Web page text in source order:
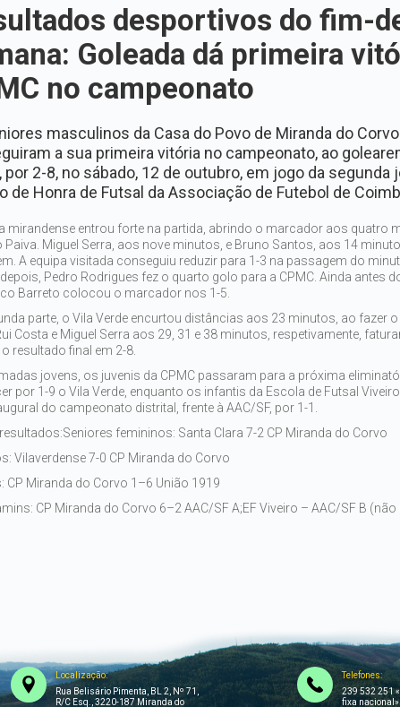
desportivos do fim-
Goleada dá primeira
no campeonato
masculinos da Casa do Povo de Miranda do
a sua primeira vitória no campeonato, ao
por 2-8, no sábado, 12 de outubro, em jogo da segunda
de Honra de Futsal da Associação de Futebol de
mirandense entrou forte na partida, abrindo o marcador aos quatro
Paiva. Miguel Serra, aos nove minutos, e Bruno Santos, aos 14
A equipa visitada conseguiu reduzir para 1-3 na passagem do
Pedro Rodrigues fez o quarto golo para a CPMC. Ainda antes
Barreto colocou o marcador nos 1-5.
parte, o Vila Verde encurtou distâncias aos 23 minutos, ao fazer
Costa e Miguel Serra aos 29, 31 e 38 minutos, respetivamente,
resultado final em 2-8.
jovens, os juvenis da CPMC passaram para a próxima
por 1-9 o Vila Verde, enquanto os infantis da Escola de Futsal
do campeonato distrital, frente à AAC/SF, por 1-1.
Seniores femininos: Santa Clara 7-2 CP Miranda do Corvo
Vilaverdense 7-0 CP Miranda do Corvo
CP Miranda do Corvo 1–6 União 1919
CP Miranda do Corvo 6–2 AAC/SF A;EF Viveiro – AAC/SF B
Localização:
Rua Belisário Pimenta, BL 2, Nº 71,
R/C Esq., 3220-187 Miranda do
Telefones:
239 532 251
fixa nacional»